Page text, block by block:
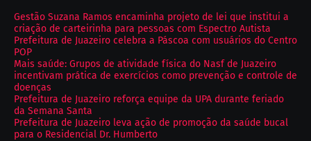
Gestão Suzana Ramos encaminha projeto de lei que institui a
criação de carteirinha para pessoas com Espectro Autista
Prefeitura de Juazeiro celebra a Páscoa com usuários do Centro
POP
Mais saúde: Grupos de atividade física do Nasf de Juazeiro
incentivam prática de exercícios como prevenção e controle de
doenças
Prefeitura de Juazeiro reforça equipe da UPA durante feriado
da Semana Santa
Prefeitura de Juazeiro leva ação de promoção da saúde bucal
para o Residencial Dr. Humberto